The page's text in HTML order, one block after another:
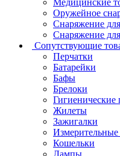
Медицинские
Оружейное
Снаряжение
Снаряжение
Сопутствующие
Перчатки
Батарейки
Бафы
Брелоки
Гигиенические
Жилеты
Зажигалки
Кошельки